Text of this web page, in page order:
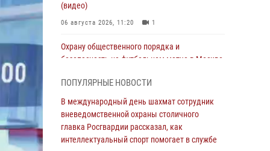
(видео)
06 августа 2026, 11:20 1
Охрану общественного порядка и
безопасность на футбольном матче в Москве
Столичные росгвардейцы задержали
мужчину, устроившего дебош в букмекерской
конторе (Видео)
ПОПУЛЯРНЫЕ НОВОСТИ
В международный день шахмат сотрудник
вневедомственной охраны столичного
главка Росгвардии рассказал, как
интеллектуальный спорт помогает в службе